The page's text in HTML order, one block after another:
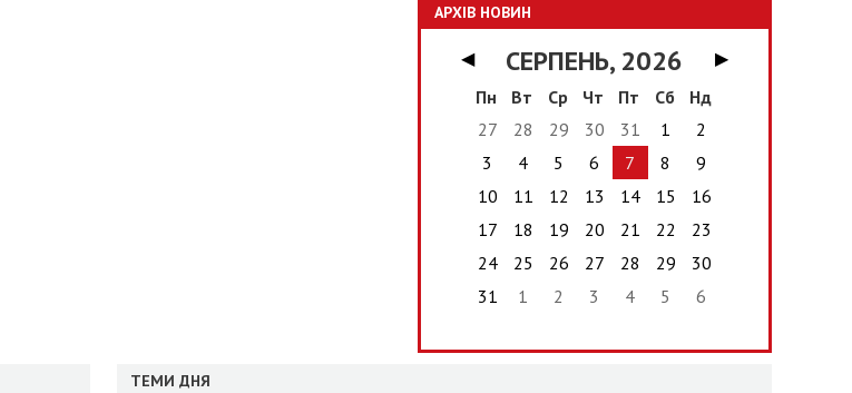
АРХІВ НОВИН
◀ СЕРПЕНЬ, 2026
▶
Пн
Вт Ср Чт Пт Сб
Нд
27
28 29 30 31 1
2
3
4 5 6 7 8
9
10
11 12 13 14 15
16
17
18 19 20 21 22
23
24
25 26 27 28 29
30
31
1 2 3 4 5 6
ТЕМИ ДНЯ